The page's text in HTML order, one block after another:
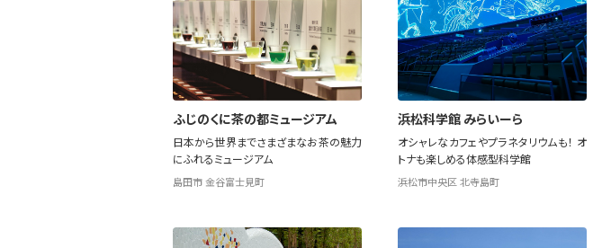
ふじのくに茶の都ミュージアム
日本から世界までさまざまなお茶の魅力
にふれるミュージアム
島田市 金谷富士見町
浜松科学館 みらいーら
オシャレなカフェやプラネタリウムも！ オ
トナも楽しめる体感型科学館
浜松市中央区 北寺島町